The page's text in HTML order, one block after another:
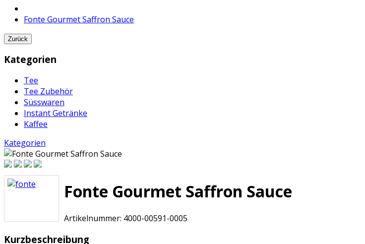
Fonte Gourmet Saffron Sauce
Zurück
Kategorien
Tee
Tee Zubehör
Süsswaren
Instant Getränke
Kaffee
Kategorien
Fonte Gourmet Saffron Sauce
Artikelnummer: 4000-00591-0005
Kurzbeschreibung